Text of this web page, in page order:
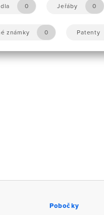
0 Jeřáby 0
známky 0 Patenty
Pobočky